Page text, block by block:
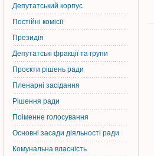
Депутатський корпус
Постiйнi комiсiї
Президія
Депутатські фракції та групи
Проєкти рішень ради
Пленарні засідання
Рішення ради
Поіменне голосування
Основні засади діяльності ради
Комунальна власність